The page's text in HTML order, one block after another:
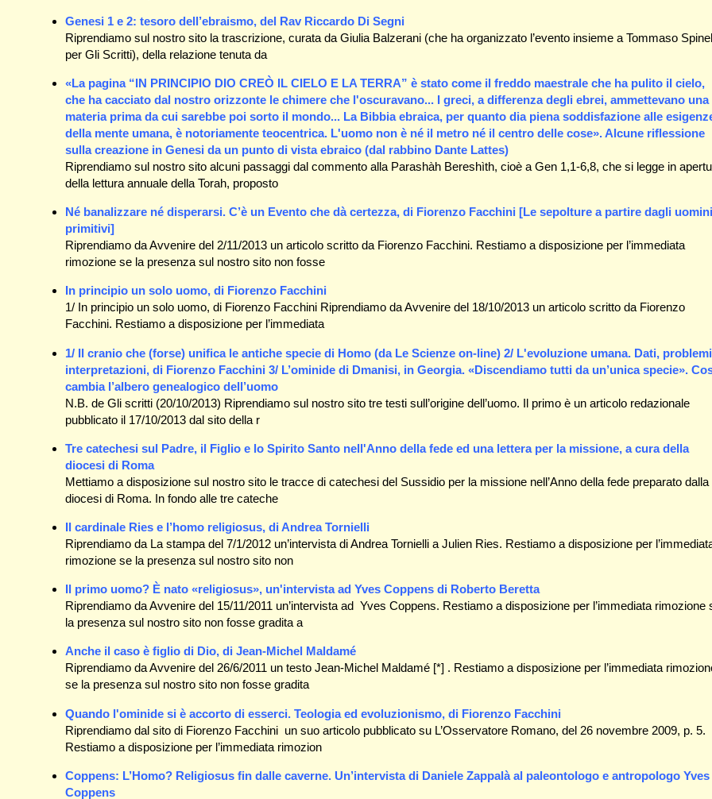
Genesi 1 e 2: tesoro dell’ebraismo, del Rav Riccardo Di Segni
Riprendiamo sul nostro sito la trascrizione, curata da Giulia Balzerani (che ha organizzato l’evento insieme a Tommaso
per Gli Scritti), della relazione tenuta da
«La pagina “IN PRINCIPIO DIO CREÒ IL CIELO E LA TERRA” è stato come il freddo maestrale che ha pulito il cielo,
che ha cacciato dal nostro orizzonte le chimere che l'oscuravano... I greci, a differenza degli ebrei, ammettevano una
materia prima da cui sarebbe poi sorto il mondo... La Bibbia ebraica, per quanto dia piena soddisfazione alle
della mente umana, è notoriamente teocentrica. L'uomo non è né il metro né il centro delle cose». Alcune riflessione
sulla creazione in Genesi da un punto di vista ebraico (dal rabbino Dante Lattes)
Riprendiamo sul nostro sito alcuni passaggi dal commento alla Parashàh Bereshìth, cioè a Gen 1,1-6,8, che si legge in
della lettura annuale della Torah, proposto
Né banalizzare né disperarsi. C’è un Evento che dà certezza, di Fiorenzo Facchini [Le sepolture a partire dagli uomini
primitivi]
Riprendiamo da Avvenire del 2/11/2013 un articolo scritto da Fiorenzo Facchini. Restiamo a disposizione per l’immediata
rimozione se la presenza sul nostro sito non fosse
In principio un solo uomo, di Fiorenzo Facchini
1/ In principio un solo uomo, di Fiorenzo Facchini Riprendiamo da Avvenire del 18/10/2013 un articolo scritto da Fiorenzo
Facchini. Restiamo a disposizione per l’immediata
1/ Il cranio che (forse) unifica le antiche specie di Homo (da Le Scienze on-line) 2/ L'evoluzione umana. Dati,
interpretazioni, di Fiorenzo Facchini 3/ L’ominide di Dmanisi, in Georgia. «Discendiamo tutti da un’unica specie».
cambia l’albero genealogico dell’uomo
N.B. de Gli scritti (20/10/2013) Riprendiamo sul nostro sito tre testi sull’origine dell’uomo. Il primo è un articolo redazionale
pubblicato il 17/10/2013 dal sito della r
Tre catechesi sul Padre, il Figlio e lo Spirito Santo nell'Anno della fede ed una lettera per la missione, a cura della
diocesi di Roma
Mettiamo a disposizione sul nostro sito le tracce di catechesi del Sussidio per la missione nell’Anno della fede preparato dalla
diocesi di Roma. In fondo alle tre cateche
Il cardinale Ries e l’homo religiosus, di Andrea Tornielli
Riprendiamo da La stampa del 7/1/2012 un’intervista di Andrea Tornielli a Julien Ries. Restiamo a disposizione per
rimozione se la presenza sul nostro sito non
Il primo uomo? È nato «religiosus», un'intervista ad Yves Coppens di Roberto Beretta
Riprendiamo da Avvenire del 15/11/2011 un’intervista ad Yves Coppens. Restiamo a disposizione per l’immediata rimozione
la presenza sul nostro sito non fosse gradita a
Anche il caso è figlio di Dio, di Jean-Michel Maldamé
Riprendiamo da Avvenire del 26/6/2011 un testo Jean-Michel Maldamé [*] . Restiamo a disposizione per l’immediata
se la presenza sul nostro sito non fosse gradita
Quando l'ominide si è accorto di esserci. Teologia ed evoluzionismo, di Fiorenzo Facchini
Riprendiamo dal sito di Fiorenzo Facchini un suo articolo pubblicato su L’Osservatore Romano, del 26 novembre 2009, p. 5.
Restiamo a disposizione per l’immediata rimozion
Coppens: L’Homo? Religiosus fin dalle caverne. Un’intervista di Daniele Zappalà al paleontologo e antropologo Yves
Coppens